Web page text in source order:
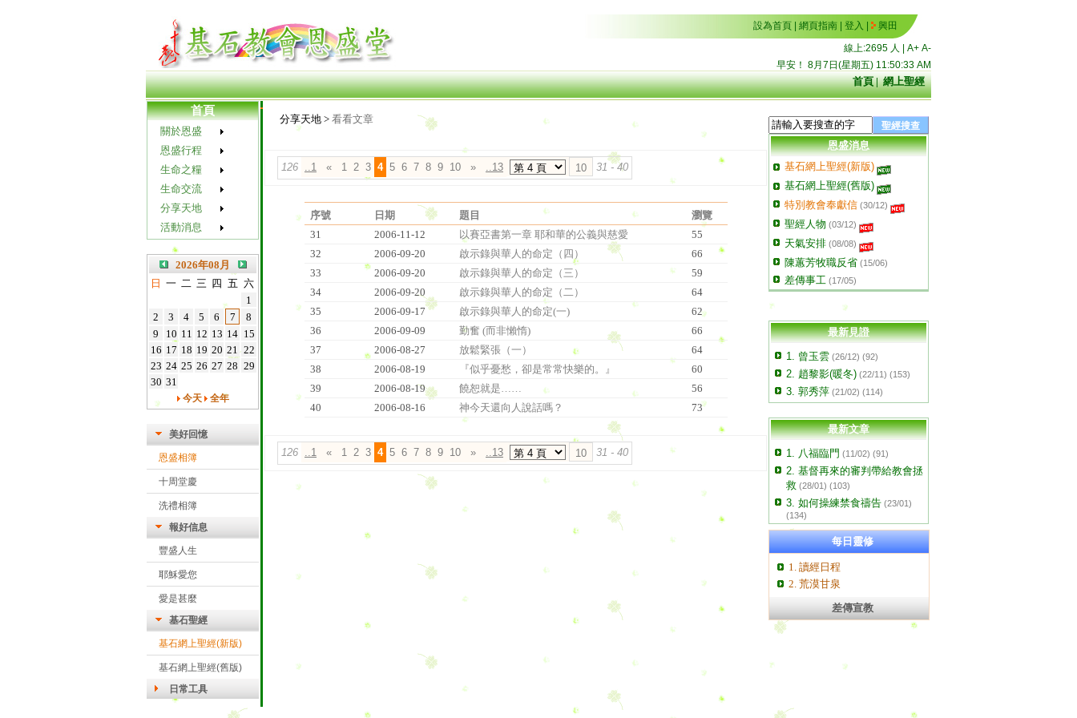
設為首頁 網頁指南 登入
興田
線上:2695 人 | A+ A-
早安！ 8月7日(星期五) 11:50:33 AM
首頁|網上聖經
首頁
關於恩盛
恩盛行程
生命之糧
生命交流
分享天地
活動消息
2026年08月
日 一 二 三 四 五 六
1
2
3 4 5 6 7
8
9
10 11 12 13 14 15
16 17 18 19 20 21 22
23 24 25 26 27 28 29
30 31
今天 全年
美好回憶
恩盛相簿
十周堂慶
洗禮相簿
報好信息
豐盛人生
耶穌愛您
愛是甚麼
基石聖經
基石網上聖經(新版)
基石網上聖經(舊版)
日常工具
分享天地 > 看看文章
126 ..1 « 1 2 3 4 5 6 7 8 9 10 » ..13 31 - 40
序號 日期 題目
瀏覽
31
2006-11-12 以賽亞書第一章 耶和華的公義與慈愛
55
32
2006-09-20 啟示錄與華人的命定（四）
66
33
2006-09-20 啟示錄與華人的命定（三）
59
34
2006-09-20 啟示錄與華人的命定（二）
64
35
2006-09-17 啟示錄與華人的命定(一)
62
36
2006-09-09 勤奮 (而非懶惰)
66
37
2006-08-27 放鬆緊張（一）
64
38
2006-08-19 『似乎憂愁，卻是常常快樂的。』
60
39
2006-08-19 饒恕就是……
56
40
2006-08-16 神今天還向人說話嗎？ 73
126 ..1 « 1 2 3 4 5 6 7 8 9 10 » ..13 31 - 40
恩盛消息
基石網上聖經(新版)
基石網上聖經(舊版)
特別教會奉獻信 (30/12)
聖經人物 (03/12)
天氣安排 (08/08)
陳蕙芳牧職反省 (15/06)
差傳事工 (17/05)
最新見證
1. 曾玉雲 (26/12) (92)
2. 趙黎影(暖冬) (22/11) (153)
3. 郭秀萍 (21/02) (114)
最新文章
1. 八福臨門 (11/02) (91)
2. 基督再來的審判帶給教會拯
救 (28/01) (103)
3. 如何操練禁食禱告 (23/01)
(134)
每日靈修
1. 讀經日程
2. 荒漠甘泉
差傳宣教